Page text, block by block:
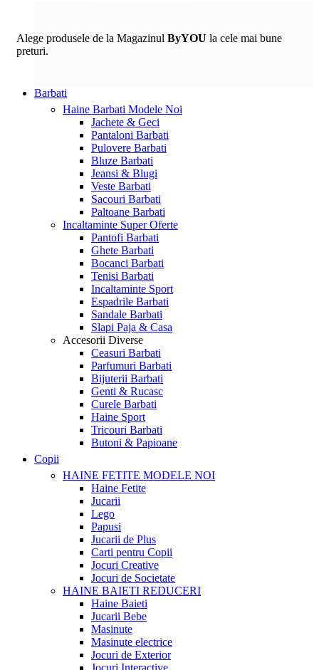
Alege produsele de la Magazinul ByYOU la cele mai bune
preturi.
Barbati
Haine Barbati Modele Noi
Jachete & Geci
Pantaloni Barbati
Pulovere Barbati
Bluze Barbati
Jeansi & Blugi
Veste Barbati
Sacouri Barbati
Paltoane Barbati
Incaltaminte Super Oferte
Pantofi Barbati
Ghete Barbati
Bocanci Barbati
Tenisi Barbati
Incaltaminte Sport
Espadrile Barbati
Sandale Barbati
Slapi Paja & Casa
Accesorii Diverse
Ceasuri Barbati
Parfumuri Barbati
Bijuterii Barbati
Genti & Rucasc
Curele Barbati
Haine Sport
Tricouri Barbati
Butoni & Papioane
Copii
HAINE FETITE MODELE NOI
Haine Fetite
Jucarii
Lego
Papusi
Jucarii de Plus
Carti pentru Copii
Jocuri Creative
Jocuri de Societate
HAINE BAIETI REDUCERI
Haine Baieti
Jucarii Bebe
Masinute
Masinute electrice
Jocuri de Exterior
Jocuri Interactive